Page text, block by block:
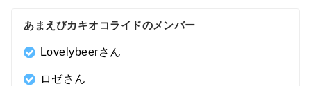
あまえびカキオコライドのメンバー
Lovelybeerさん
ロゼさん